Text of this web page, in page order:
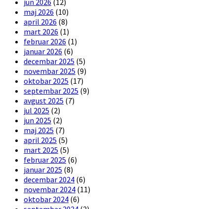
jun 2026 (12)
maj 2026 (10)
april 2026 (8)
mart 2026 (1)
februar 2026 (1)
januar 2026 (6)
decembar 2025 (5)
novembar 2025 (9)
oktobar 2025 (17)
septembar 2025 (9)
avgust 2025 (7)
jul 2025 (2)
jun 2025 (2)
maj 2025 (7)
april 2025 (5)
mart 2025 (5)
februar 2025 (6)
januar 2025 (8)
decembar 2024 (6)
novembar 2024 (11)
oktobar 2024 (6)